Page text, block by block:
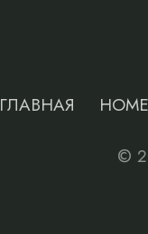
ГЛАВНАЯ
©